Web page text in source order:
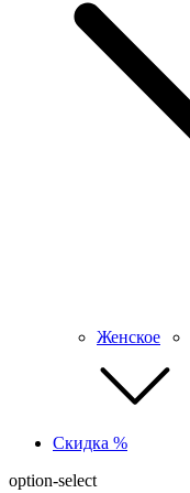
Женское
Скидка %
option-select